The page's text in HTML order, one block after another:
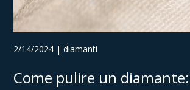
2/14/2024 | diamanti
Come pulire un